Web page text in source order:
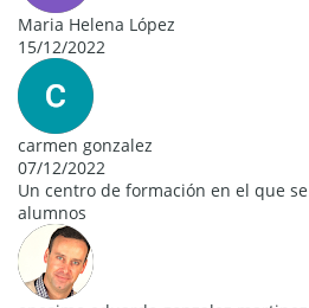
Maria Helena López
15/12/2022
carmen gonzalez
07/12/2022
Un centro de formación en el que
alumnos